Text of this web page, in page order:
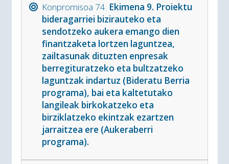
Konpromisoa 74. Ekimena 9. Proiektu
bideragarriei bizirauteko eta
sendotzeko aukera emango dien
finantzaketa lortzen laguntzea,
zailtasunak dituzten enpresak
berregituratzeko eta bultzatzeko
laguntzak indartuz (Bideratu Berria
programa), bai eta kaltetutako
langileak birkokatzeko eta
birziklatzeko ekintzak ezartzen
jarraitzea ere (Aukeraberri
programa).